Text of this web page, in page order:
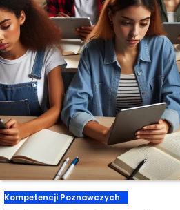
Kompetencji Poznawczych